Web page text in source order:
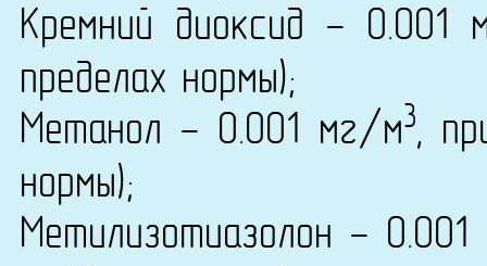
Кремний диоксид - 0.001
пределах нормы);
Метанол - 0.001 мг/м3,
нормы);
Метилизотиазолон -